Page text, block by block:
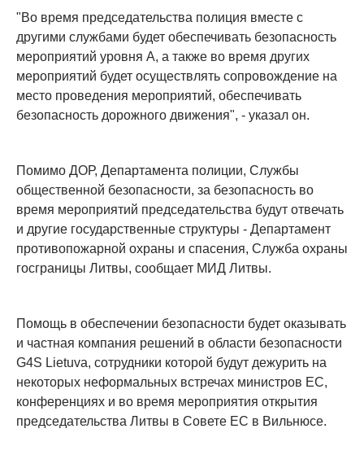
"Во время председательства полиция вместе с
другими службами будет обеспечивать безопасность
мероприятий уровня A, а также во время других
мероприятий будет осуществлять сопровождение на
место проведения мероприятий, обеспечивать
безопасность дорожного движения", - указал он.
Помимо ДОР, Департамента полиции, Службы
общественной безопасности, за безопасность во
время мероприятий председательства будут отвечать
и другие государственные структуры - Департамент
противопожарной охраны и спасения, Служба охраны
госграницы Литвы, сообщает МИД Литвы.
Помощь в обеспечении безопасности будет оказывать
и частная компания решений в области безопасности
G4S Lietuva, сотрудники которой будут дежурить на
некоторых неформальных встречах министров ЕС,
конференциях и во время мероприятия открытия
председательства Литвы в Совете ЕС в Вильнюсе.